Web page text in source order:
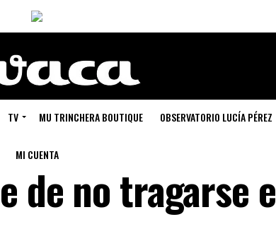
TV MU TRINCHERA BOUTIQUE OBSERVATORIO LUCÍA PÉREZ
MI CUENTA
de no tragarse